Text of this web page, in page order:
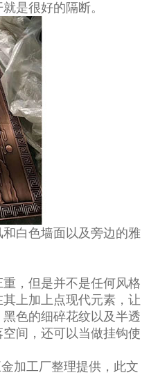
是很好的隔断。
白色墙面以及旁边的雅
，但是并不是任何风格
上加上点现代元素，让
色的细碎花纹以及半透
间，还可以当做挂钩使
加工厂整理提供，此文